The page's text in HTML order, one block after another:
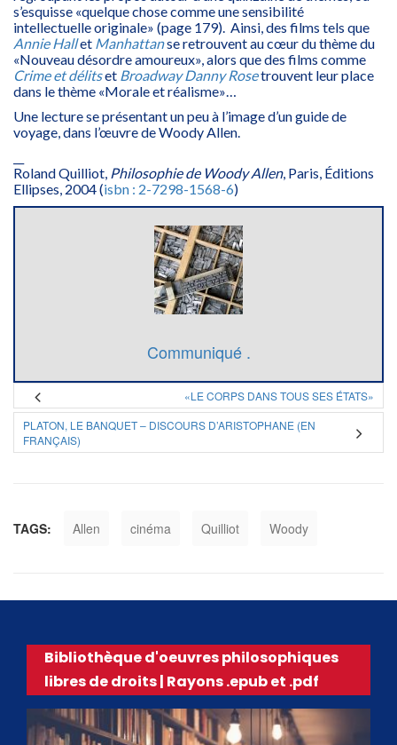
s’esquisse «quelque chose comme une sensibilité
intellectuelle originale» (page 179). Ainsi, des films tels que
Annie Hallet Manhattanse retrouvent au cœur du thème du
«Nouveau désordre amoureux», alors que des films comme
Crime et délitset Broadway Danny Rosetrouvent leur place
dans le thème «Morale et réalisme»…
Une lecture se présentant un peu à l’image d’un guide de
voyage, dans l’œuvre de Woody Allen.
Roland Quilliot, Philosophie de Woody Allen, Paris, Éditions
Ellipses, 2004 (isbn : 2-7298-1568-6)
Communiqué .
«LE CORPS DANS TOUS SES ÉTATS»
PLATON, LE BANQUET – DISCOURS D’ARISTOPHANE (EN
FRANÇAIS)
TAGS: Allen cinéma Quilliot Woody
Bibliothèque d'oeuvres philosophiques
libres de droits | Rayons .epub et .pdf